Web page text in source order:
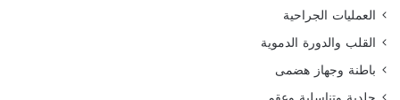
العمليات الجراحية
القلب والدورة الدموية
باطنة وجهاز هضمى